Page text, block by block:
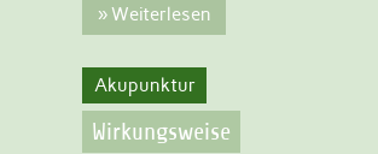
» Weiterlesen
Akupunktur
Wirkungsweise